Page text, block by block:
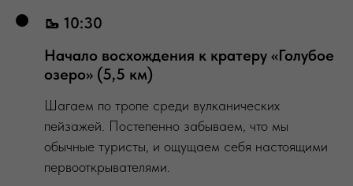
🥾 10:30
Начало восхождения к кратеру «Голубое
озеро» (5,5 км)
Шагаем по тропе среди вулканических
пейзажей. Постепенно забываем, что мы
обычные туристы, и ощущаем себя настоящими
первооткрывателями.